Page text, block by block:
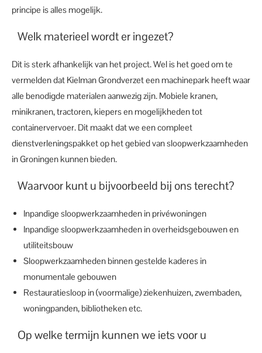
principe is alles mogelijk.
Welk materieel wordt er ingezet?
Dit is sterk afhankelijk van het project. Wel is het goed om te
vermelden dat Kielman Grondverzet een machinepark heeft waar
alle benodigde materialen aanwezig zijn. Mobiele kranen,
minikranen, tractoren, kiepers en mogelijkheden tot
containervervoer. Dit maakt dat we een compleet
dienstverleningspakket op het gebied van sloopwerkzaamheden
in Groningen kunnen bieden.
Waarvoor kunt u bijvoorbeeld bij ons terecht?
Inpandige sloopwerkzaamheden in privéwoningen
Inpandige sloopwerkzaamheden in overheidsgebouwen en
utiliteitsbouw
Sloopwerkzaamheden binnen gestelde kaderes in
monumentale gebouwen
Restauratiesloop in (voormalige) ziekenhuizen, zwembaden,
woningpanden, bibliotheken etc.
Op welke termijn kunnen we iets voor u